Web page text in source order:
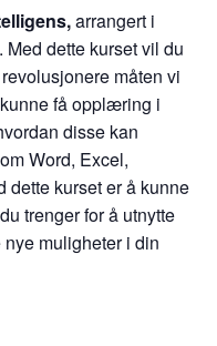
arrangert i
. Med dette kurset vil du
måten vi
få opplæring i
disse kan
Word, Excel,
dette kurset er å kunne
trenger for å utnytte
muligheter i din